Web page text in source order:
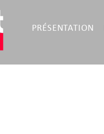
PRÉSENTATION